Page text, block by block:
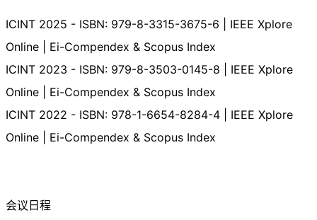
ICINT 2025 - ISBN: 979-8-3315-3675-6 | IEEE Xplore
Online | Ei-Compendex & Scopus Index
ICINT 2023 - ISBN: 979-8-3503-0145-8 | IEEE Xplore
Online | Ei-Compendex & Scopus Index
ICINT 2022 - ISBN: 978-1-6654-8284-4 | IEEE Xplore
Online | Ei-Compendex & Scopus Index
会议日程